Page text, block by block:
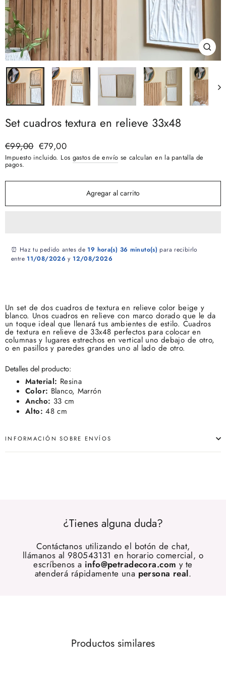
(esc)
Set cuadros textura en relieve 33x48
Precio
habitual
€99,00 Precio
de
oferta
€79,00
Impuesto incluido. Los gastos de envío se calculan en la pantalla de
pagos.
Agregar al carrito
⏰ Haz tu pedido antes de19 hora(s) 36 minuto(s) para recibirlo
entre11/08/2026 y12/08/2026
Un set de dos cuadros de textura en relieve color beige y
blanco. Unos cuadros en relieve con marco dorado que le da
un toque ideal que llenará tus ambientes de estilo. Cuadros
de textura en relieve de 33x48 perfectos para colocar en
columnas y lugares estrechos en vertical uno debajo de otro,
o en pasillos y paredes grandes uno al lado de otro.
Detalles del producto:
Material: Resina
Color: Blanco, Marrón
Ancho: 33 cm
Alto: 48 cm
INFORMACIÓN SOBRE ENVÍOS
¿Tienes alguna duda?
Contáctanos utilizando el botón de chat,
llámanos al 980543131 en horario comercial, o
escríbenos a info@petradecora.com y te
atenderá rápidamente una persona real.
Productos similares